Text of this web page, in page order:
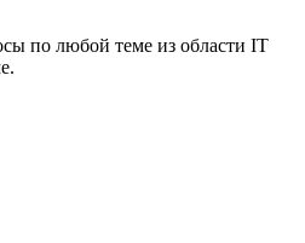
по любой теме из области IT